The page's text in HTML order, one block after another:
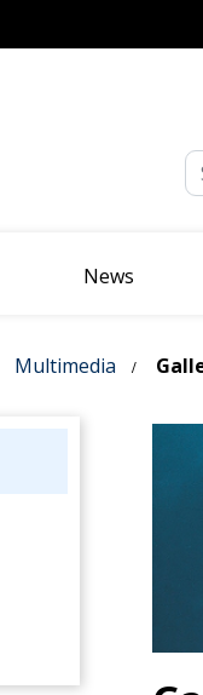
News
Multimedia